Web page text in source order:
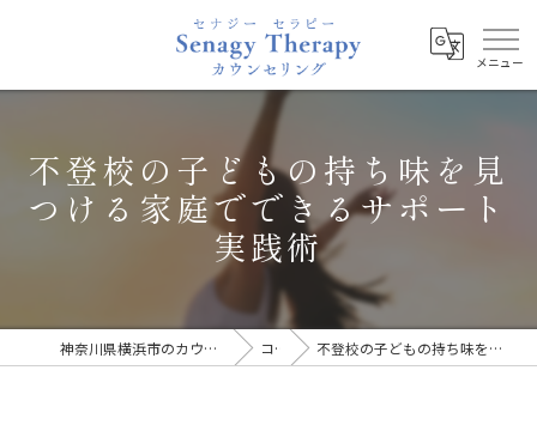
不登校の子どもの持ち味を見
つける家庭でできるサポート
実践術
神奈川県横浜市のカウンセリングならSenagy Therapy コラム 不登校の子どもの持ち味を見つける家庭でできるサポート実践術